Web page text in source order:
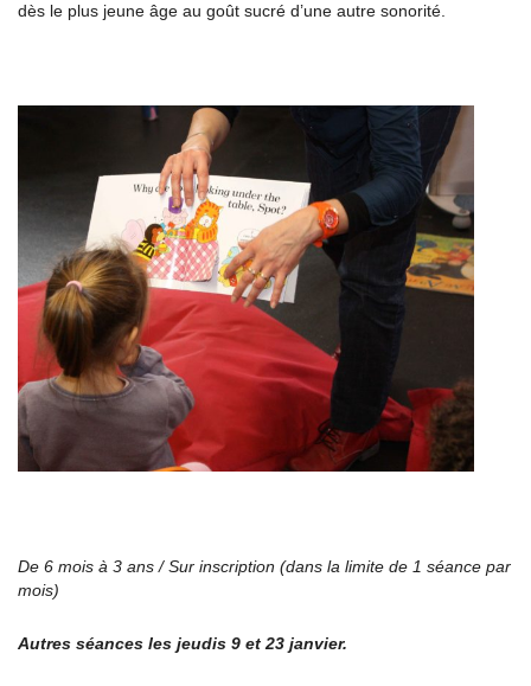
dès le plus jeune âge au goût sucré d’une autre sonorité.
De 6 mois à 3 ans / Sur inscription (dans la limite de 1 séance par
mois)
Autres séances les jeudis 9 et 23 janvier.